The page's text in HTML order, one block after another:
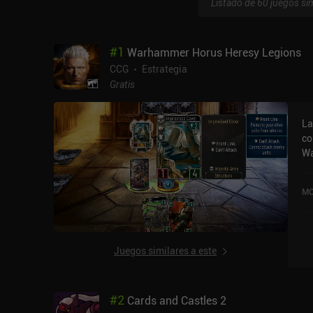
Listado de 60 juegos
#1 Warhammer Horus Heresy Legions
CCG
Estrategia
Gratis
Juegos similares a este
#2 Cards and Castles 2